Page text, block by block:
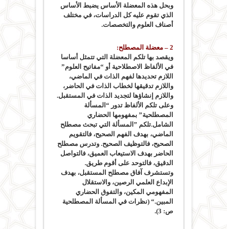
وبحل هذه المعضلة الأساس يضبط الأساس
الذي تقوم عليه كل الدراسات، في مختلف
أصناف العلوم والتخصصات.
2 – معضلة المصطلح:
ويقصد بها تلكم المعضلة التي تتمثل أساسا
في الألفاظ الاصطلاحية أو “مفاتيح العلوم”
اللازم تحديدها لفهم الذات في الماضي،
واللازم تدقيقها لخطاب الذات في الحاضر،
واللازم إنشاؤها لتجديد الذات في المستقبل.
وعلى تلكم الألفاظ تدور “المسألة
المصطلحية” بمفهومها الحضاري
الشامل.تلكم ”المسألة التي تبحث مصطلح
الماضي، بهدف الفهم الصحيح، فالتقويم
الصحيح، فالتوظيف الصحيح. وتدرس مصطلح
الحاضر بهدف الاستيعاب العميق، فالتواصل
الدقيق، فالتوحد على أقوم طريق.
وتستشرف آفاق مصطلح المستقبل، بهدف
الإبداع العلمي الرصين، والاستقلال
المفهومي المكين، والتفوق الحضاري
المبين.“ (نظرات في المسألة المصطلحية
ص: 3).